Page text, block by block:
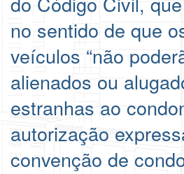
no sentido de que
veículos “não
alienados ou
estranhas ao
autorização
convenção de